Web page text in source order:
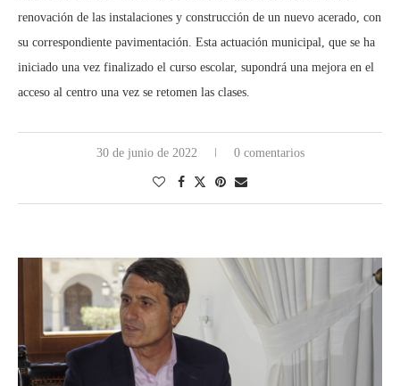
renovación de las instalaciones y construcción de un nuevo acerado, con
su correspondiente pavimentación. Esta actuación municipal, que se ha
iniciado una vez finalizado el curso escolar, supondrá una mejora en el
acceso al centro una vez se retomen las clases.
30 de junio de 2022 0 comentarios